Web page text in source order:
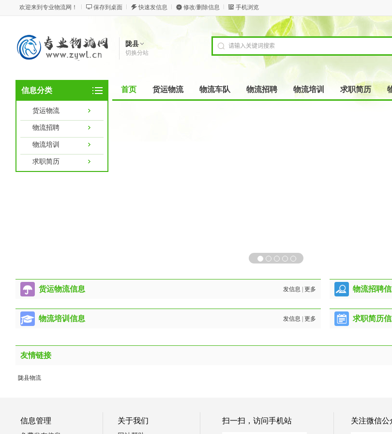
欢迎来到专业物流网！ 保存到桌面 快速发信息 修改/删除信息 手机浏览
陇县
切换分站
信息分类
货运物流
物流招聘
物流培训
求职简历
首页 货运物流 物流车队 物流招聘 物流培训 求职简历
货运物流信息 发信息 更多 物流招聘
物流培训信息 发信息 更多 求职简历
友情链接
陇县物流
信息管理 关于我们 扫一扫，访问手机站 关注微信公